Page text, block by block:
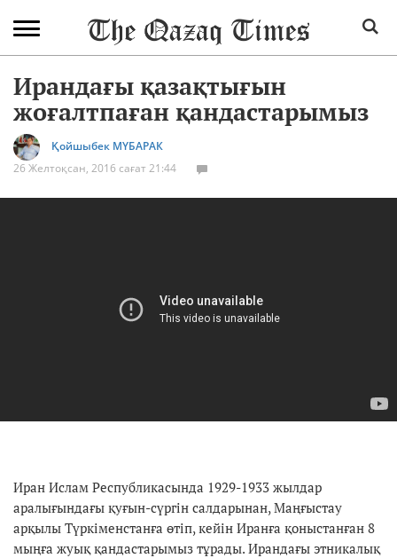
Ирандағы қазақтығын
жоғалтпаған қандастарымыз
Қойшыбек МҮБАРАК
26 Желтоқсан, 2016 сағат 21:44
Иран Ислам Республикасында 1929-1933 жылдар
аралығындағы қуғын-сүргін салдарынан, Маңғыстау
арқылы Түркіменстанға өтіп, кейін Иранға қоныстанған 8
мыңға жуық қандастарымыз тұрады. Ирандағы этникалық